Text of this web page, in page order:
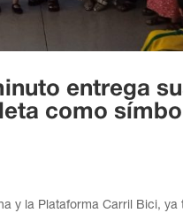
entrega
como
y la Plataforma Carril Bici,